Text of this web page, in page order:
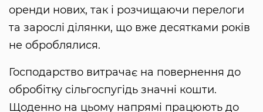
оренди нових, так і розчищаючи перелоги
та зарослі ділянки, що вже десятками років
не оброблялися.
Господарство витрачає на повернення до
обробітку сільгоспугідь значні кошти.
Щоденно на цьому напрямі працюють до